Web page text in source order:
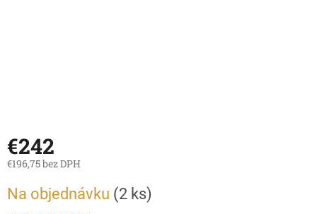
€242
€196,75 bez DPH
cena:
Na objednávku (2 ks)